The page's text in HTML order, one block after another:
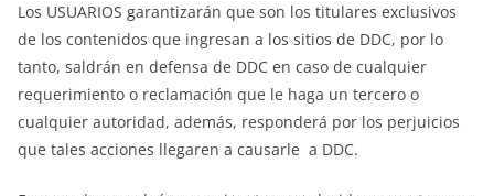
Los USUARIOS garantizarán que son los titulares exclusivos
de los contenidos que ingresan a los sitios de DDC, por lo
tanto, saldrán en defensa de DDC en caso de cualquier
requerimiento o reclamación que le haga un tercero o
cualquier autoridad, además, responderá por los perjuicios
que tales acciones llegaren a causarle a DDC.